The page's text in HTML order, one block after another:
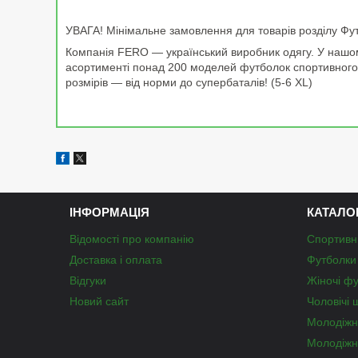
УВАГА! Мінімальне замовлення для товарів розділу
Компанія FERO — український виробник одягу. У
асортименті понад 200 моделей футболок
розмірів — від норми до супербаталів! (5-6 XL)
ІНФОРМАЦІЯ
Відомості про компанію
Доставка і оплата
Відгуки
Новий сайт
Жіночі
Чоловічі